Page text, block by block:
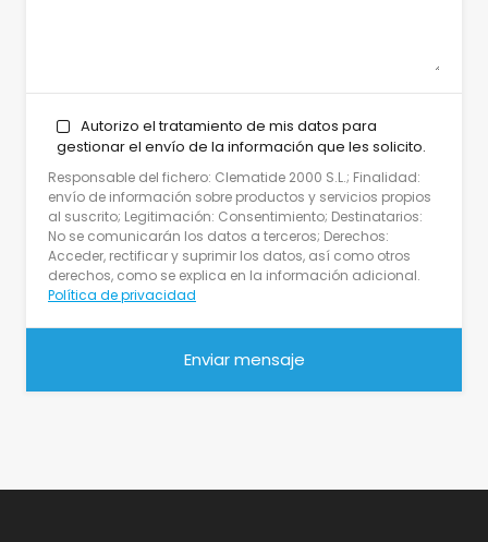
Autorizo el tratamiento de mis datos para
gestionar el envío de la información que les solicito.
Responsable del fichero: Clematide 2000 S.L.; Finalidad:
envío de información sobre productos y servicios propios
al suscrito; Legitimación: Consentimiento; Destinatarios:
No se comunicarán los datos a terceros; Derechos:
Acceder, rectificar y suprimir los datos, así como otros
derechos, como se explica en la información adicional.
Política de privacidad